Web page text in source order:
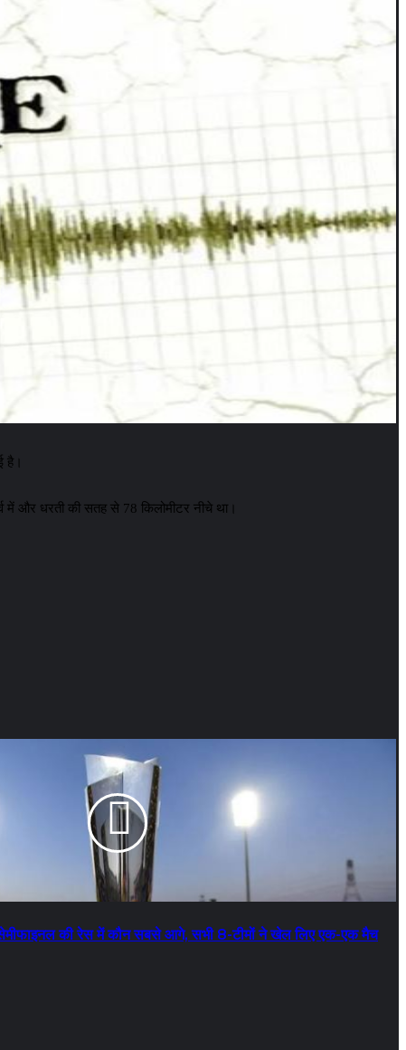
और धरती की सतह से 78 किलोमीटर नीचे था।
की रेस में कौन सबसे आगे, सभी 8-टीमों ने खेल लिए एक-एक मैच